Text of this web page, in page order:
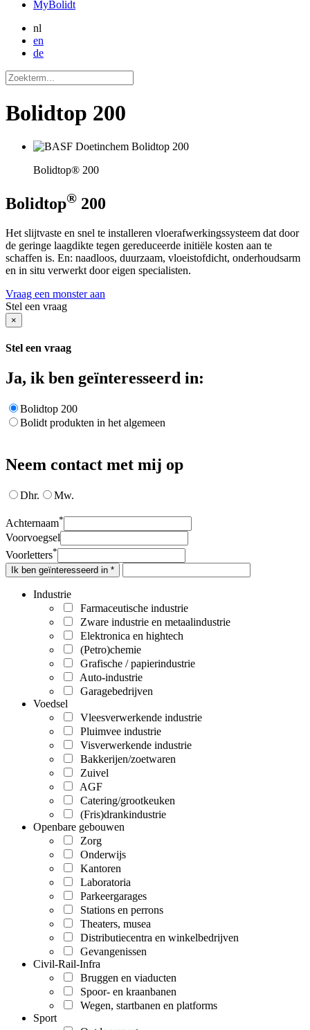
MyBolidt
nl
en
de
Bolidtop 200
Bolidtop® 200
Bolidtop® 200
Het slijtvaste en snel te installeren vloerafwerkingssysteem dat door
de geringe laagdikte tegen gereduceerde initiële kosten aan te
schaffen is. En: naadloos, duurzaam, vloeistofdicht, onderhoudsarm
en in situ verwerkt door eigen specialisten.
Vraag een monster aan
Stel een vraag
×
Stel een vraag
Ja, ik ben geïnteresseerd in:
Bolidtop 200
Bolidt produkten in het algemeen
Neem contact met mij op
Dhr. Mw.
Achternaam*
Voorvoegsel
Voorletters*
Ik ben geïnteresseerd in *
Industrie
Farmaceutische industrie
Zware industrie en metaalindustrie
Elektronica en hightech
(Petro)chemie
Grafische / papierindustrie
Auto-industrie
Garagebedrijven
Voedsel
Vleesverwerkende industrie
Pluimvee industrie
Visverwerkende industrie
Bakkerijen/zoetwaren
Zuivel
AGF
Catering/grootkeuken
(Fris)drankindustrie
Openbare gebouwen
Zorg
Onderwijs
Kantoren
Laboratoria
Parkeergarages
Stations en perrons
Theaters, musea
Distributiecentra en winkelbedrijven
Gevangenissen
Civil-Rail-Infra
Bruggen en viaducten
Spoor- en kraanbanen
Wegen, startbanen en platforms
Sport